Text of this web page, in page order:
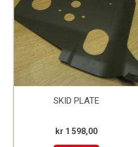
SKID PLATE
kr 1 598,00